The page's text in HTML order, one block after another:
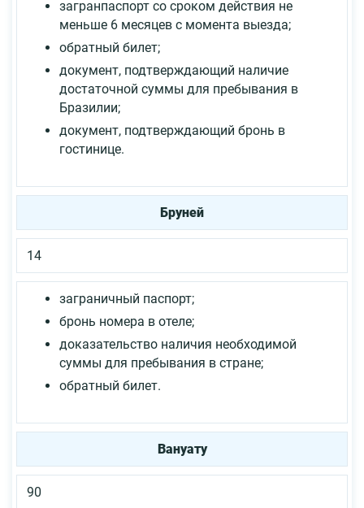
загранпаспорт со сроком действия не
меньше 6 месяцев с момента выезда;
обратный билет;
документ, подтверждающий наличие
достаточной суммы для пребывания в
Бразилии;
документ, подтверждающий бронь в
гостинице.
Бруней
14
заграничный паспорт;
бронь номера в отеле;
доказательство наличия необходимой
суммы для пребывания в стране;
обратный билет.
Вануату
90